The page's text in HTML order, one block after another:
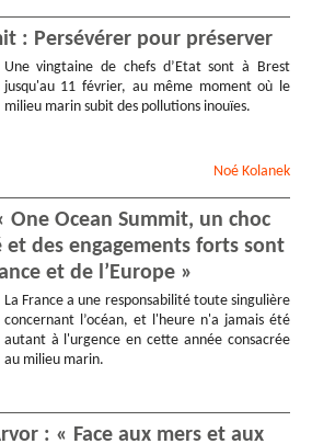
: Persévérer pour préserver
Une vingtaine de chefs d’Etat sont à Brest
jusqu'au 11 février, au même moment où le
milieu marin subit des pollutions inouïes.
Noé Kolanek
One Ocean Summit, un choc
des engagements forts sont
et de l’Europe »
La France a une responsabilité toute singulière
concernant l’océan, et l'heure n'a jamais été
autant à l'urgence en cette année consacrée
au milieu marin.
: « Face aux mers et aux